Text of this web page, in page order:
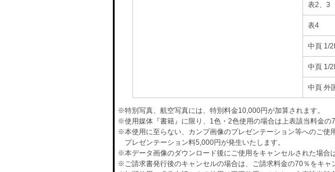
表2、3
表4
中頁 1/
中頁 1/
中頁 外
※特別写真、航空写真には、特別料金10,000円が加算されます。
※使用媒体『書籍』に限り、1色・2色使用の場合は上表該当料金の
※本使用に至らない、カンプ画像のプレゼンテーション等へのご使
プレゼンテーション料5,000円が発生いたします。
※本データ画像のダウンロード後にご使用をキャンセルされた場合
※ご請求書発行後のキャンセルの場合は、ご請求料金の70％をキャ